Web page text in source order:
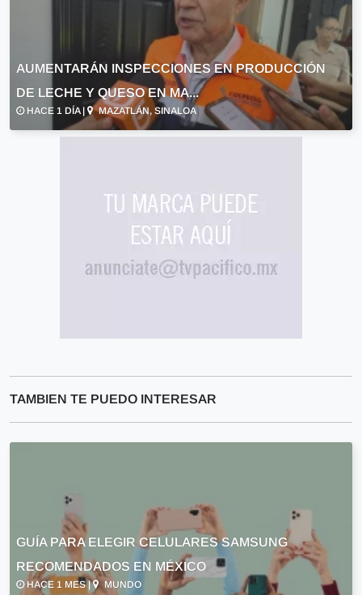
AUMENTARÁN INSPECCIONES EN PRODUCCIÓN
DE LECHE Y QUESO EN MA...
HACE 1 DÍA | MAZATLÁN, SINALOA
TAMBIEN TE PUEDO INTERESAR
GUÍA PARA ELEGIR CELULARES SAMSUNG
RECOMENDADOS EN MÉXICO
HACE 1 MES | MUNDO